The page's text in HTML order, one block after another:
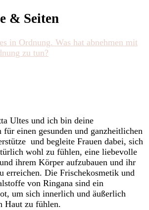
& Seiten
in Ordnung. Was hat abnehmen mit
zu tun?
Ultes und ich bin deine
für einen gesunden und ganzheitlichen
und begleite Frauen dabei, sich
wohl zu fühlen, eine liebevolle
ihrem Körper aufzubauen und ihr
erreichen. Die Frischekosmetik und
von Ringana sind ein
um sich innerlich und äußerlich
Haut zu fühlen.